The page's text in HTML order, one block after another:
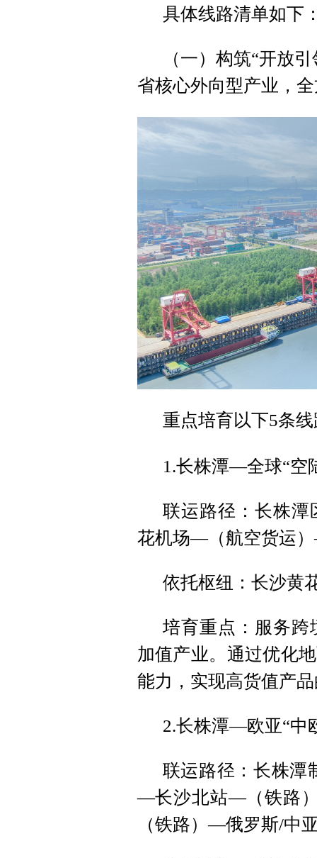
具体线路清单如下
（一）构筑“开放
省核心外向型产业，
重点培育以下5条线
1.长株潭—全球“空
联运路径：长株
花机场—（航空货运
依托枢纽：长沙黄
培育重点：服务跨
加值产业。通过优化
能力，实现高货值产
2.长株潭—欧亚“中
联运路径：长株
—长沙北站—（铁路
（铁路）—俄罗斯/中